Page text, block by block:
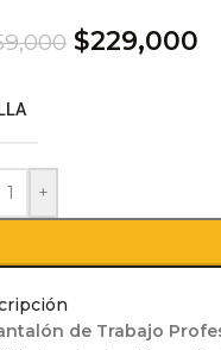
$229,000
+
de Trabajo